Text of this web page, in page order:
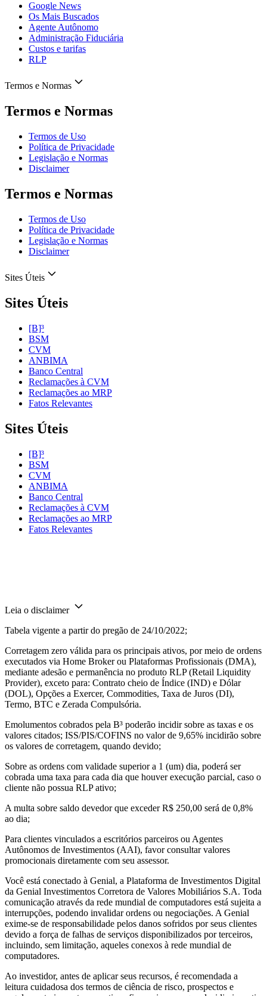
Google News
Os Mais Buscados
Agente Autônomo
Administração Fiduciária
Custos e tarifas
RLP
Termos e Normas
Termos e Normas
Termos de Uso
Política de Privacidade
Legislação e Normas
Disclaimer
Termos e Normas
Termos de Uso
Política de Privacidade
Legislação e Normas
Disclaimer
Sites Úteis
Sites Úteis
[B]³
BSM
CVM
ANBIMA
Banco Central
Reclamações à CVM
Reclamações ao MRP
Fatos Relevantes
Sites Úteis
[B]³
BSM
CVM
ANBIMA
Banco Central
Reclamações à CVM
Reclamações ao MRP
Fatos Relevantes
Leia o disclaimer
Tabela vigente a partir do pregão de 24/10/2022;
Corretagem zero válida para os principais ativos, por meio de ordens
executados via Home Broker ou Plataformas Profissionais (DMA),
mediante adesão e permanência no produto RLP (Retail Liquidity
Provider), exceto para: Contrato cheio de Índice (IND) e Dólar
(DOL), Opções a Exercer, Commodities, Taxa de Juros (DI),
Termo, BTC e Zerada Compulsória.
Emolumentos cobrados pela B³ poderão incidir sobre as taxas e os
valores citados; ISS/PIS/COFINS no valor de 9,65% incidirão sobre
os valores de corretagem, quando devido;
Sobre as ordens com validade superior a 1 (um) dia, poderá ser
cobrada uma taxa para cada dia que houver execução parcial, caso o
cliente não possua RLP ativo;
A multa sobre saldo devedor que exceder R$ 250,00 será de 0,8%
ao dia;
Para clientes vinculados a escritórios parceiros ou Agentes
Autônomos de Investimentos (AAI), favor consultar valores
promocionais diretamente com seu assessor.
Você está conectado à Genial, a Plataforma de Investimentos Digital
da Genial Investimentos Corretora de Valores Mobiliários S.A. Toda
comunicação através da rede mundial de computadores está sujeita a
interrupções, podendo invalidar ordens ou negociações. A Genial
exime-se de responsabilidade pelos danos sofridos por seus clientes
devido a força de falhas de serviços disponibilizados por terceiros,
incluindo, sem limitação, aqueles conexos à rede mundial de
computadores.
Ao investidor, antes de aplicar seus recursos, é recomendada a
leitura cuidadosa dos termos de ciência de risco, prospectos e